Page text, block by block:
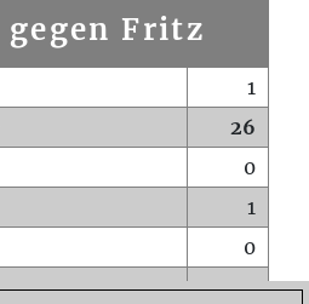
Fritz
1
26
0
1
0
0